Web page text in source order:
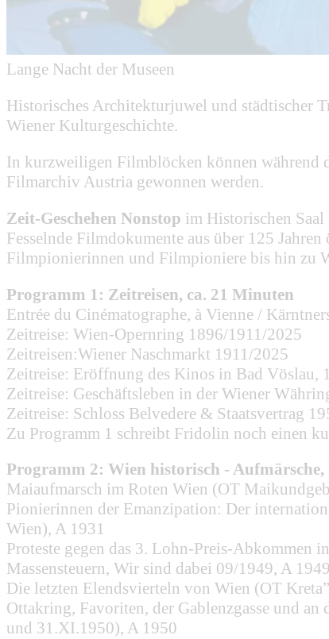
Lange Nacht der Museen
Historisches Architekturjuwel und städtischer
Wiener Kulturgeschichte.
In kurzweiligen Filmblöcken können während
Filmarchiv Austria gewonnen werden.
Zeit-Geschehen Nonstop im Historischen
Fesselnde Filmdokumente aus über 125
Filmpionierinnen und Filmpioniere bis hin zu
Programm 1: Zeitreisen, ca. 21 Minuten
Entrée du Cinématographe, à Vienne /
Zeitreise: Wien-Opernring 1896/1911/2025
Zeitreisen:Wiener Naschmarkt 1911/2025
Zeitreise: Eröffnung des Kinos in Bad Vöslau,
Zeitreise: Geschäftsleben in der Wiener
Zeitreise: Schloss Belvedere & Staatsvertrag
Zu Programm 1 schreibt Fridolin noch einen
Programm 2: Wien historisch - Aufmärsche,
Maiaufmarsch im Roten Wien (OT
Pionierinnen der Emanzipation: Der
Wien), A 1931
Proteste gegen das 3. Lohn-Preis-Abkommen
Massensteuern, Wir sind dabei 09/1949, A 1949
Die letzten Elendsvierteln von Wien (OT
Ottakring, Favoriten, der Gablenzgasse und
und 31.XI.1950), A 1950